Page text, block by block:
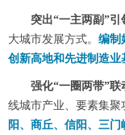
突出“一主两副”引
大城市发展方式。 编制
创新高地和先进制造
强化“一圈两带”联
线城市产业、要素集
阳、商丘、信阳、三门